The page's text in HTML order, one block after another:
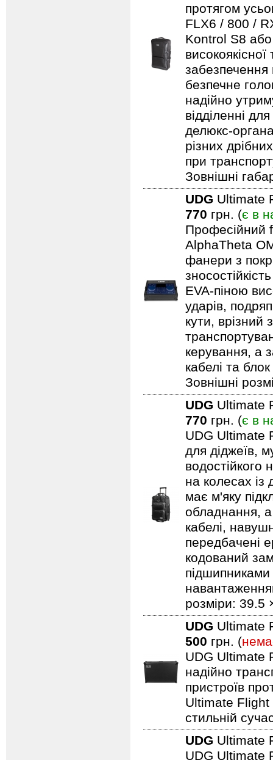
протягом
FLX6 / 800 /
Kontrol S8 або
забезпечення
безпечне
надійно
відділенні
делюкс-
різних
при
Зовнішні
UDG Ultimate
770 грн. (є в
Професійний
AlphaTheta
фанери з
EVA-піною
ударів,
кути,
керування, а
кабелі та
Зовнішні
UDG Ultimate
770 грн. (є в
UDG Ultimate
для діджеїв,
водостійкого
на колесах із
має м'яку
обладнання, а
кабелі,
передбачені
кодований
розміри: 39.5
UDG Ultimate
500 грн. (
UDG Ultimate
надійно
пристроїв
Ultimate Flight
стильній
UDG Ultimate
UDG Ultimate